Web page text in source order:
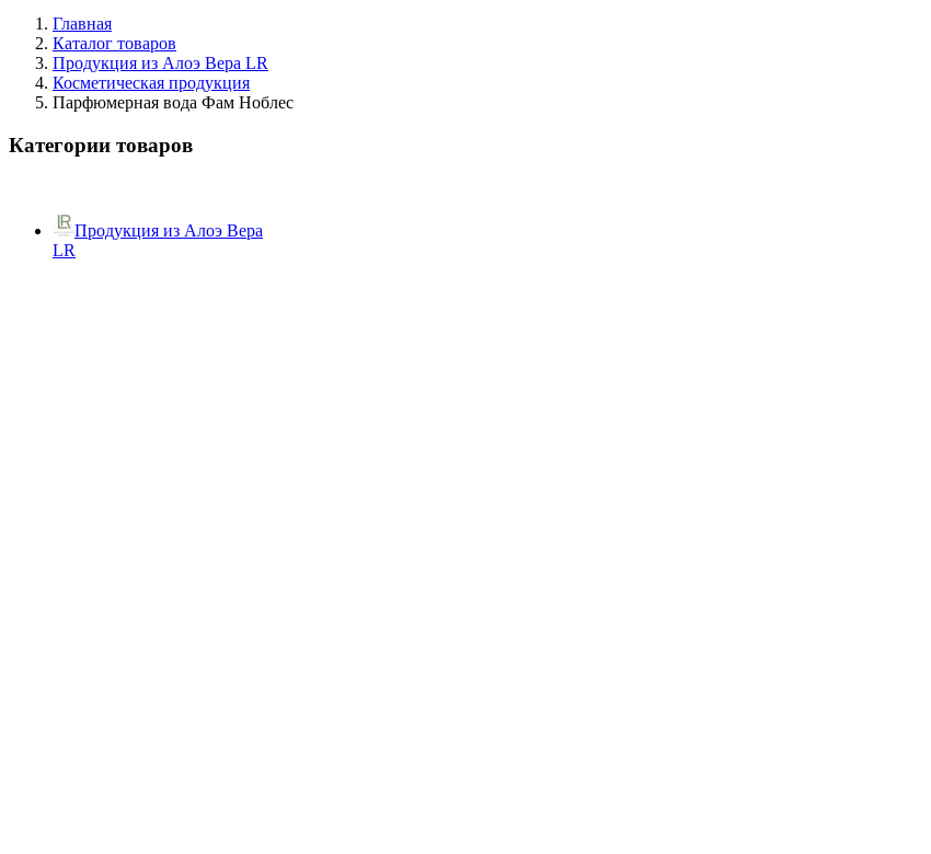
Главная
Каталог товаров
Продукция из Алоэ Вера LR
Косметическая продукция
Парфюмерная вода Фам Ноблес
Категории товаров
Продукция из Алоэ Вера
LR